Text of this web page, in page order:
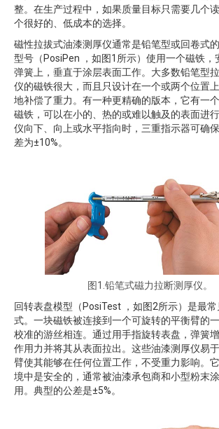
整。在生产过程中，如果质量目标只需要几个
个很好的、低成本的选择。
磁性拉拔式油漆测厚仪通常是铅笔型或回卷式
型号（PosiPen ，如图1所示）使用一个磁铁，
弹簧上，垂直于涂层表面工作。大多数铅笔型
仪的磁铁很大，而且只设计在一个或两个位置
地补偿了重力。有一种更精确的版本，它有一
磁铁，可以在小的、热的或难以触及的表面进
仪向下、向上或水平指向时，三重指示器可确
差为±10%。
图1.铅笔式磁力拉断测厚仪。
回转表盘模型（PosiTest ，如图2所示）是最
式。一块磁铁被连接到一个可旋转的平衡臂的
校准的游丝相连。通过用手指旋转表盘，弹簧
作用力并将其从表面拉出。这些油漆测厚仪易
臂使其能够在任何位置工作，不受重力影响。
境中是安全的，通常被油漆承包商和小型粉末
用。典型的公差是±5%。